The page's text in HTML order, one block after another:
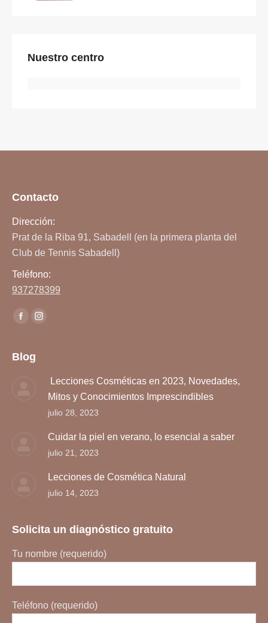
Nuestro centro
Contacto
Dirección:
Prat de la Riba 91, Sabadell (en la primera planta del
Club de Tennis Sabadell)
Teléfono:
937278399
Encuéntranos en:
Facebook
opens
window
Instagram
new
window
Blog
Lecciones Cosméticas en 2023, Novedades,
Mitos y Conocimientos Imprescindibles
julio 28, 2023
Cuidar la piel en verano, lo esencial a saber
julio 21, 2023
Lecciones de Cosmética Natural
julio 14, 2023
Solicita un diagnóstico gratuito
Tu nombre (requerido)
Teléfono (requerido)